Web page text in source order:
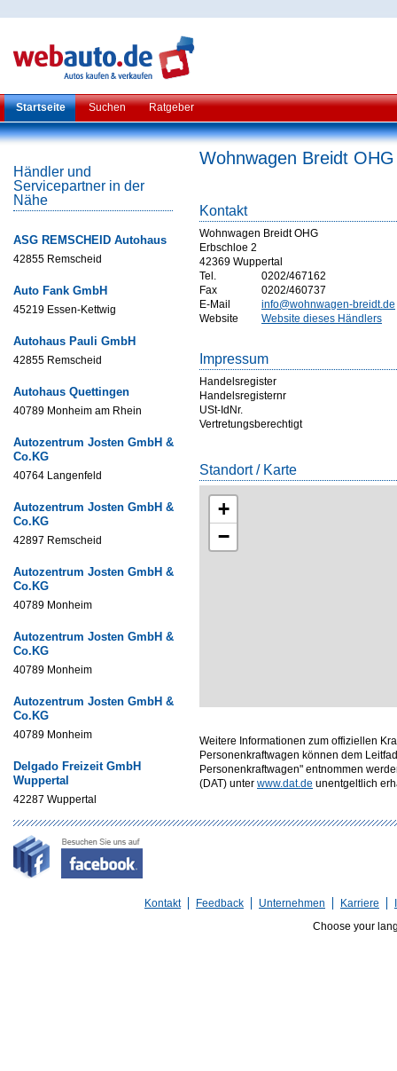
Startseite Suchen Ratgeber
Händler und
Servicepartner in der
Nähe
ASG REMSCHEID Autohaus
42855 Remscheid
Auto Fank GmbH
45219 Essen-Kettwig
Autohaus Pauli GmbH
42855 Remscheid
Autohaus Quettingen
40789 Monheim am Rhein
Autozentrum Josten GmbH &
Co.KG
40764 Langenfeld
Autozentrum Josten GmbH &
Co.KG
42897 Remscheid
Autozentrum Josten GmbH &
Co.KG
40789 Monheim
Autozentrum Josten GmbH &
Co.KG
40789 Monheim
Autozentrum Josten GmbH &
Co.KG
40789 Monheim
Delgado Freizeit GmbH
Wuppertal
42287 Wuppertal
Wohnwagen Breidt OHG
Kontakt
Wohnwagen Breidt OHG
Erbschloe 2
42369 Wuppertal
Tel.
0202/467162
Fax
0202/460737
E-Mail
info@wohnwagen-breidt.de
Website
Website dieses Händlers
Impressum
Handelsregister
Handelsregisternr
USt-IdNr.
Vertretungsberechtigt
Standort / Karte
+
−
Weitere Informationen zum offiziellen
Personenkraftwagen können dem
Personenkraftwagen" entnommen
(DAT) unter www.dat.de unentgeltlich
Kontakt Feedback Unternehmen Karriere
Choose your